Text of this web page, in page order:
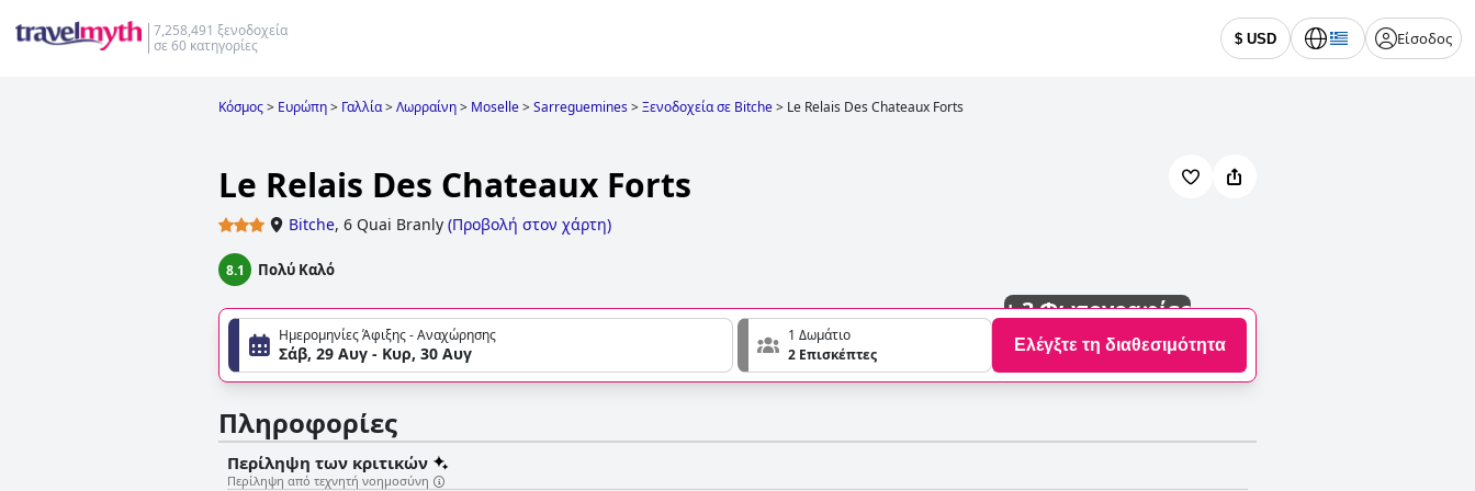
7,258,491 ξενοδοχεία
σε 60 κατηγορίες
$ USD Είσοδος
Κόσμος> Ευρώπη> Γαλλία>Λωρραίνη> Moselle>Sarreguemines>Ξενοδοχεία σε Bitche> Le Relais Des Chateaux Forts
Le Relais Des Chateaux Forts
Bitche, 6 Quai Branly (Προβολή στον χάρτη)
8.1 Πολύ Καλό
+3 Φωτογραφίες
Ημερομηνίες Άφιξης - Αναχώρησης
Σάβ, 29 Αυγ - Κυρ, 30 Αυγ
1 Δωμάτιο
2 Επισκέπτες
Ελέγξτε τη διαθεσιμότητα
Πληροφορίες
Περίληψη των κριτικών
Περίληψη από τεχνητή νοημοσύνη